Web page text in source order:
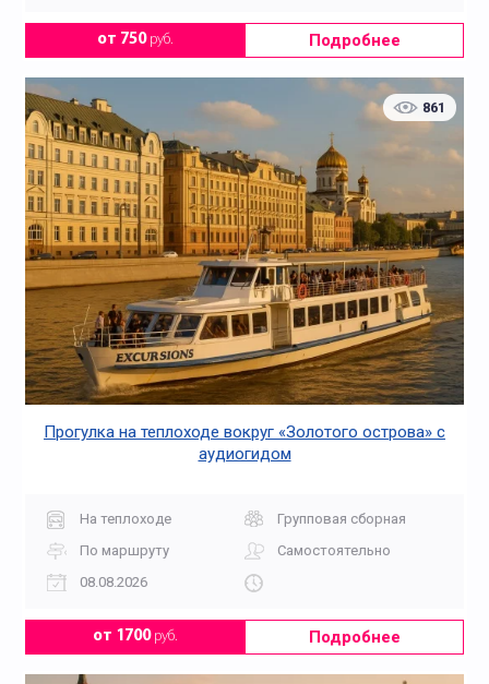
от 750руб. Подробнее
861
Прогулка на теплоходе вокруг «Золотого острова» с
аудиогидом
На теплоходе
Групповая сборная
По маршруту
Самостоятельно
08.08.2026
от 1700руб. Подробнее